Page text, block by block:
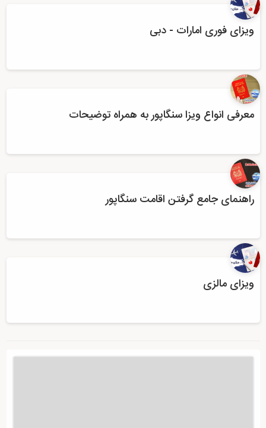
ویزای فوری امارات - دبی
معرفی انواع ویزا سنگاپور به همراه توضیحات
راهنمای جامع گرفتن اقامت سنگاپور
ویزای مالزی